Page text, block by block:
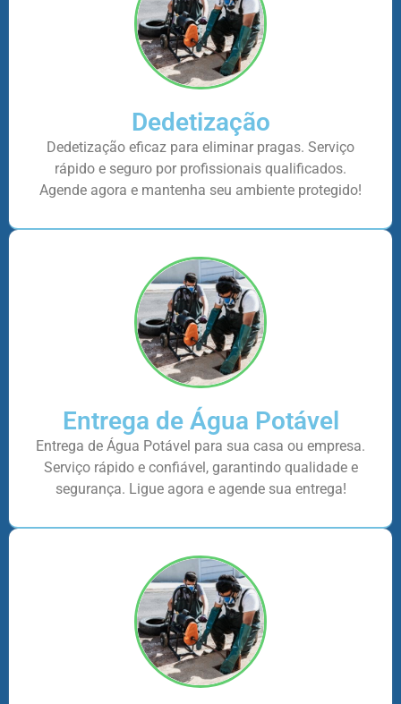
Dedetização
Dedetização eficaz para eliminar pragas. Serviço
rápido e seguro por profissionais qualificados.
Agende agora e mantenha seu ambiente protegido!
Entrega de Água Potável
Entrega de Água Potável para sua casa ou empresa.
Serviço rápido e confiável, garantindo qualidade e
segurança. Ligue agora e agende sua entrega!